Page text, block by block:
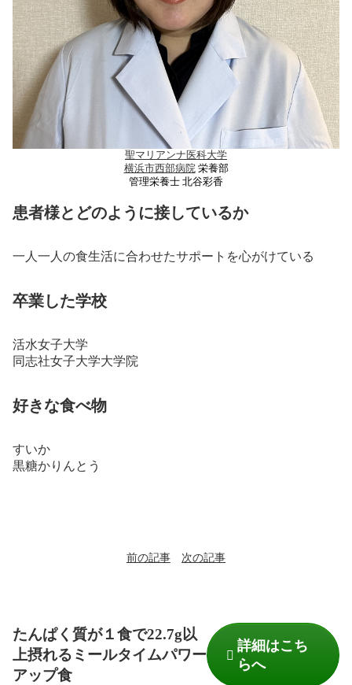
聖マリアンナ医科大学
横浜市西部病院栄養部
管理栄養士 北谷彩香
患者様とどのように接しているか
一人一人の食生活に合わせたサポートを心がけている
卒業した学校
活水女子大学
同志社女子大学大学院
好きな食べ物
すいか
黒糖かりんとう
前の記事 次の記事
たんぱく質が１食で22.7g以
上摂れるミールタイムパワー
アップ食
詳細はこち
らへ